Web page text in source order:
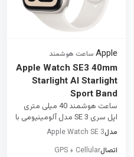
Apple
·ساعت هوشمند
Apple Watch SE3 40mm
Starlight Al Starlight
Sport Band
ساعت هوشمند 40 میلی متری
اپل سری SE 3 مدل آلومینیومی با
بند سیلیکونی
مدلApple Watch SE 3
اتصالGPS + Cellular